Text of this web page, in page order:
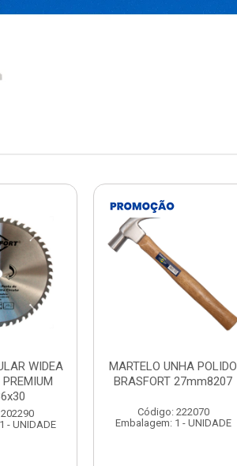
POLIDO
- UNIDADE
CHAVE GRIFO BRASFORT
14” 6012
Código: 231967
Embalagem: 1 - UNIDADE